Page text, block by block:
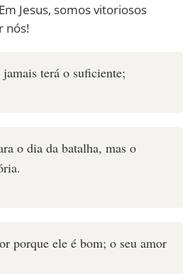
Jesus, somos vitoriosos
nós!
terá o suficiente;
o dia da batalha, mas o
porque ele é bom; o seu amor